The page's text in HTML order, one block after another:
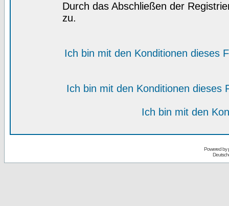
Durch das Abschließen der
zu.
Ich bin mit den Konditionen dieses
Ich bin mit den Konditionen dieses
Ich bin mit den
Powered by